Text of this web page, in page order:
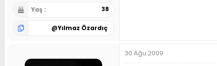
Yaş 38
@Yılmaz Özardıç
30 Ağu 2009